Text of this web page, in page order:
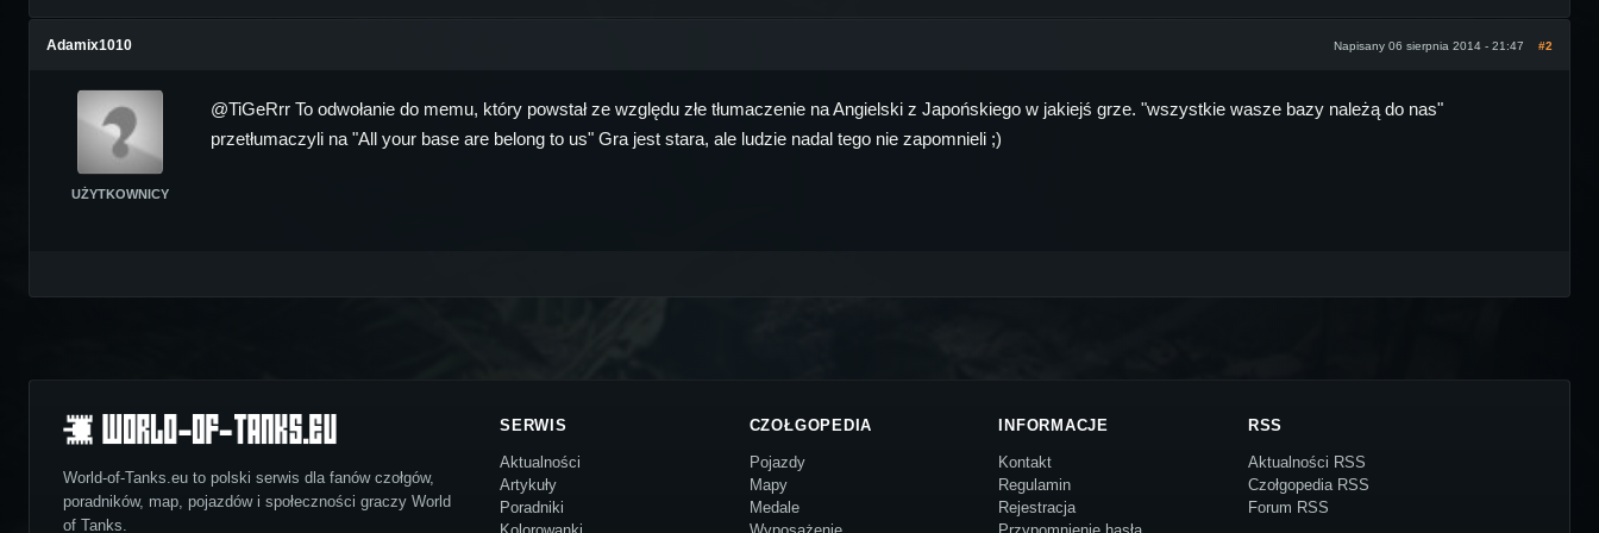
Adamix1010 Napisany 06 sierpnia 2014 - 21:47 #2
UŻYTKOWNICY
@TiGeRrr To odwołanie do memu, który powstał ze względu złe tłumaczenie na Angielski z Japońskiego w jakiejś grze. "wszystkie wasze bazy należą do nas"
przetłumaczyli na "All your base are belong to us" Gra jest stara, ale ludzie nadal tego nie zapomnieli ;)
World-of-Tanks.eu to polski serwis dla fanów czołgów,
poradników, map, pojazdów i społeczności graczy World
of Tanks.
SERWIS
Aktualności
Artykuły
Poradniki
CZOŁGOPEDIA
Pojazdy
Mapy
Medale
INFORMACJE
Kontakt
Regulamin
Rejestracja
RSS
Aktualności RSS
Czołgopedia RSS
Forum RSS